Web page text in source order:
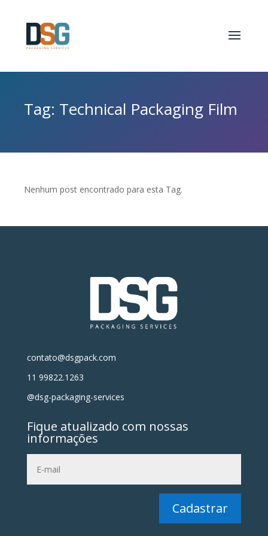
Tag: Technical Packaging Film
Nenhum post encontrado para esta Tag.
contato@dsgpack.com
11 99822.1263
@dsg-packaging-services
Fique atualizado com nossas
informações
Cadastrar